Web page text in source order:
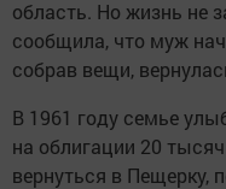
область. Но жизнь не
сообщила, что муж
собрав вещи,
В 1961 году семье
на облигации 20
вернуться в Пещерку,